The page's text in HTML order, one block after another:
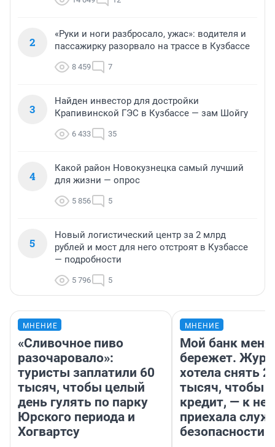
2
«Руки и ноги разбросало, ужас»: водителя и
пассажирку разорвало на трассе в Кузбассе
8 459 7
3
Найден инвестор для достройки
Крапивинской ГЭС в Кузбассе — зам Шойгу
6 433 35
4
Какой район Новокузнецка самый лучший
для жизни — опрос
5 856 5
5
Новый логистический центр за 2 млрд
рублей и мост для него отстроят в Кузбассе
— подробности
5 796 5
МНЕНИЕ
«Сливочное пиво
разочаровало»:
туристы заплатили 60
тысяч, чтобы целый
день гулять по парку
Юрского периода и
Хогвартсу
МНЕНИЕ
Мой банк меня
бережет.
хотела снять
тысяч, чтобы
кредит, — к
приехала
безопасности